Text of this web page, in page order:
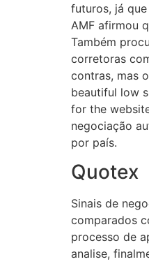
futuros, já
AMF afirmou
Também
corretoras
contras, mas
beautiful low
for the
negociação
por país.
Quotex
Sinais de
comparados
processo de
analise,